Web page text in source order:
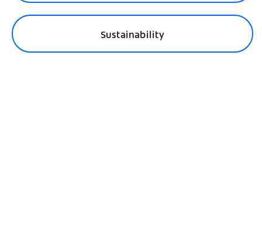
C
N
Sustainability